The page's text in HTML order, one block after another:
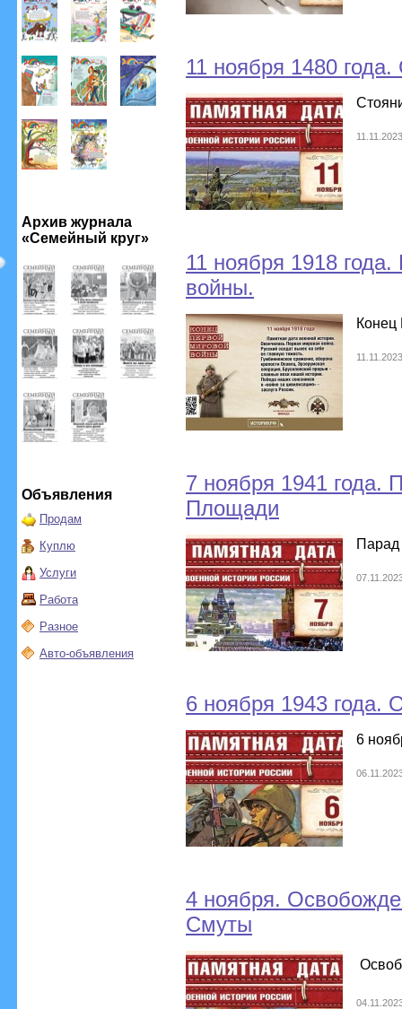
Архив журнала
«Семейный круг»
Объявления
Продам
Куплю
Услуги
Работа
Разное
Авто-объявления
11 ноября 1480
11 ноября 1918
войны.
7 ноября 1941 года.
Площади
6 ноября 1943 года.
6
4 ноября.
Смуты